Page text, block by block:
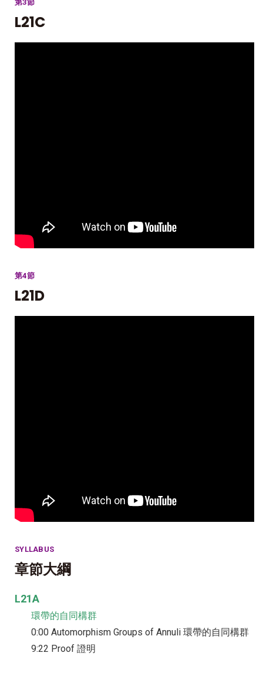
第3節
L21C
第4節
L21D
SYLLABUS
章節大綱
L21A
環帶的自同構群
0:00 Automorphism Groups of Annuli 環帶的自同構群
9:22 Proof 證明